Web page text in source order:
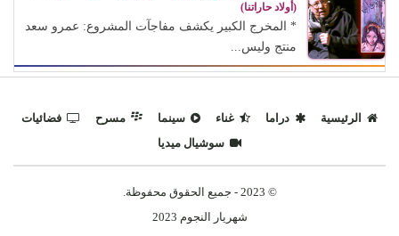
(أولاد حاراتنا)
* المخرج الكبير يكشف مفاجآت المشروع: عمرو سعد
منتج وليس...
الرئيسية دراما غناء سينما مسرح
فضائيات
سوشيال ميديا
© 2023 - جميع الحقوق محفوظة.
شهريار النجوم 2023